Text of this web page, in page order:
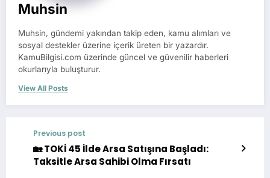
Muhsin
Muhsin, gündemi yakından takip eden, kamu alımları ve
sosyal destekler üzerine içerik üreten bir yazardır.
KamuBilgisi.com üzerinde güncel ve güvenilir haberleri
okurlarıyla buluşturur.
View All Posts
Previous post
🏡 TOKİ 45 İlde Arsa Satışına Başladı:
Taksitle Arsa Sahibi Olma Fırsatı